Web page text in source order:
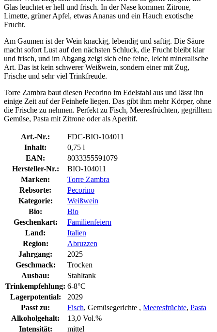
Glas leuchtet er hell und frisch. In der Nase kommen Zitrone,
Limette, grüner Apfel, etwas Ananas und ein Hauch exotische
Frucht.
Am Gaumen ist der Wein knackig, lebendig und saftig. Die Säure
macht sofort Lust auf den nächsten Schluck, die Frucht bleibt klar
und frisch, und im Abgang zeigt sich eine feine, leicht mineralische
Art. Das ist kein schwerer Weißwein, sondern einer mit Zug,
Frische und sehr viel Trinkfreude.
Torre Zambra baut diesen Pecorino im Edelstahl aus und lässt ihn
einige Zeit auf der Feinhefe liegen. Das gibt ihm mehr Körper, ohne
die Frische zu nehmen. Perfekt zu Fisch, Meeresfrüchten, gegrilltem
Gemüse, Pasta mit Zitrone oder als Aperitif.
Art.-Nr.:
FDC-BIO-104011
Inhalt:
0,75 l
EAN:
8033355591079
Hersteller-Nr.:
BIO-104011
Marken:
Torre Zambra
Rebsorte:
Pecorino
Kategorie:
Weißwein
Bio:
Bio
Geschenkart:
Familienfeiern
Land:
Italien
Region:
Abruzzen
Jahrgang:
2025
Geschmack:
Trocken
Ausbau:
Stahltank
Trinkempfehlung: 6-8°C
Lagerpotential:
2029
Passt zu:
Fisch, Gemüsegerichte , Meeresfrüchte, Pasta
Alkoholgehalt:
13,0 Vol.%
Intensität:
mittel